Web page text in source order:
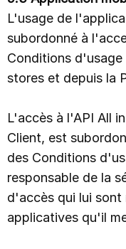
L'usage de
subordonné à
Conditions
stores et depuis la
L'accès à l'API All
Client, est
des Conditions
responsable de la
d'accès qui lui sont
applicatives qu'il